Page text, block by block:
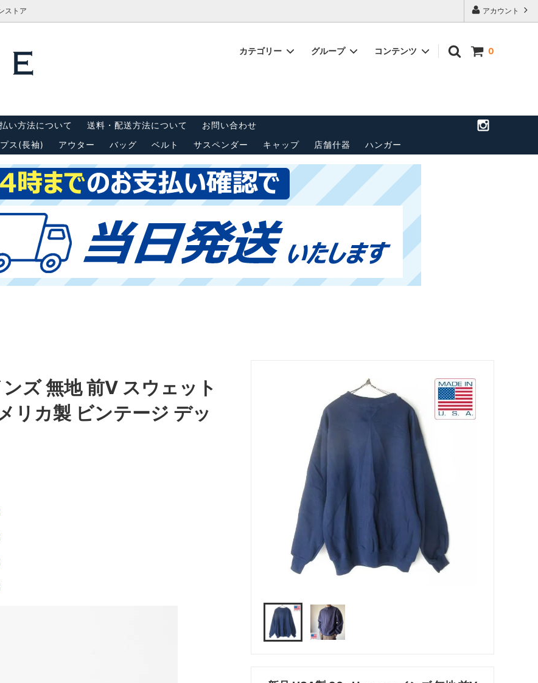
アカウント
ストア
0
カテゴリー
袖) キャップ ベルト
ー シーツ・はぎれ その他
グループ
バイス550 スウェット・パーカー ペナント
コンテンツ
法
い方法について 送料・配送方法について
お問い合わせ
プス(長袖) アウター バッグ ベルト サスペンダー キャップ 店舗什器 ハンガー
ズ 無地 前V スウェット
リカ製 ビンテージ デッ